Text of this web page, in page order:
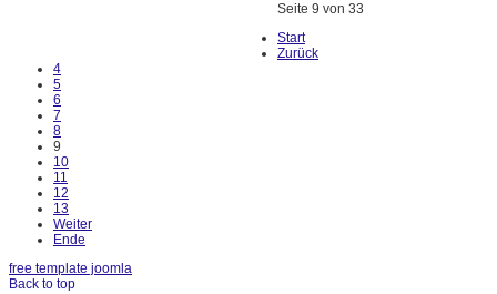
Seite 9 von 33
Start
Zurück
4
5
6
7
8
9
10
11
12
13
Weiter
Ende
free template joomla
Back to top